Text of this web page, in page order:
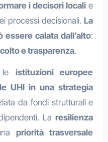
i decisori locali e
processi decisionali. La
calata dall’alto:
e trasparenza.
le istituzioni europee
UHI in una strategia
da fondi strutturali e
Laresilienza
priorità trasversale